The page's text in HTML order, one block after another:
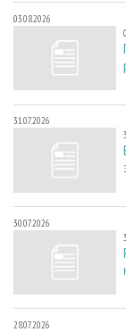
03.08.2026
31.07.2026
30.07.2026
28.07.2026